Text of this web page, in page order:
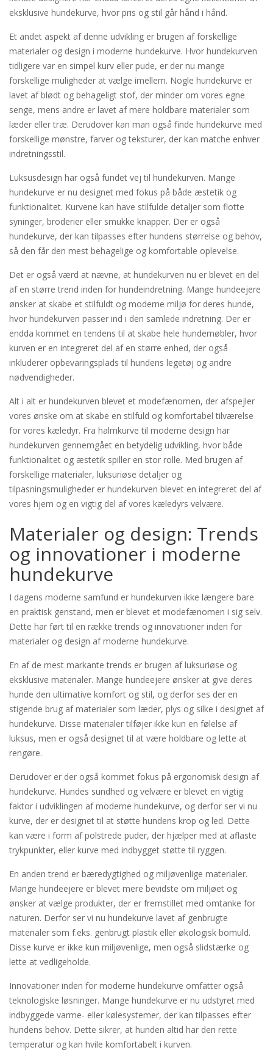
eksklusive hundekurve, hvor pris og stil går hånd i hånd.
Et andet aspekt af denne udvikling er brugen af forskellige
materialer og design i moderne hundekurve. Hvor hundekurven
tidligere var en simpel kurv eller pude, er der nu mange
forskellige muligheder at vælge imellem. Nogle hundekurve er
lavet af blødt og behageligt stof, der minder om vores egne
senge, mens andre er lavet af mere holdbare materialer som
læder eller træ. Derudover kan man også finde hundekurve med
forskellige mønstre, farver og teksturer, der kan matche enhver
indretningsstil.
Luksusdesign har også fundet vej til hundekurven. Mange
hundekurve er nu designet med fokus på både æstetik og
funktionalitet. Kurvene kan have stilfulde detaljer som flotte
syninger, broderier eller smukke knapper. Der er også
hundekurve, der kan tilpasses efter hundens størrelse og behov,
så den får den mest behagelige og komfortable oplevelse.
Det er også værd at nævne, at hundekurven nu er blevet en del
af en større trend inden for hundeindretning. Mange hundeejere
ønsker at skabe et stilfuldt og moderne miljø for deres hunde,
hvor hundekurven passer ind i den samlede indretning. Der er
endda kommet en tendens til at skabe hele hundemøbler, hvor
kurven er en integreret del af en større enhed, der også
inkluderer opbevaringsplads til hundens legetøj og andre
nødvendigheder.
Alt i alt er hundekurven blevet et modefænomen, der afspejler
vores ønske om at skabe en stilfuld og komfortabel tilværelse
for vores kæledyr. Fra halmkurve til moderne design har
hundekurven gennemgået en betydelig udvikling, hvor både
funktionalitet og æstetik spiller en stor rolle. Med brugen af
forskellige materialer, luksuriøse detaljer og
tilpasningsmuligheder er hundekurven blevet en integreret del af
vores hjem og en vigtig del af vores kæledyrs velvære.
Materialer og design: Trends
og innovationer i moderne
hundekurve
I dagens moderne samfund er hundekurven ikke længere bare
en praktisk genstand, men er blevet et modefænomen i sig selv.
Dette har ført til en række trends og innovationer inden for
materialer og design af moderne hundekurve.
En af de mest markante trends er brugen af luksuriøse og
eksklusive materialer. Mange hundeejere ønsker at give deres
hunde den ultimative komfort og stil, og derfor ses der en
stigende brug af materialer som læder, plys og silke i designet af
hundekurve. Disse materialer tilføjer ikke kun en følelse af
luksus, men er også designet til at være holdbare og lette at
rengøre.
Derudover er der også kommet fokus på ergonomisk design af
hundekurve. Hundes sundhed og velvære er blevet en vigtig
faktor i udviklingen af moderne hundekurve, og derfor ser vi nu
kurve, der er designet til at støtte hundens krop og led. Dette
kan være i form af polstrede puder, der hjælper med at aflaste
trykpunkter, eller kurve med indbygget støtte til ryggen.
En anden trend er bæredygtighed og miljøvenlige materialer.
Mange hundeejere er blevet mere bevidste om miljøet og
ønsker at vælge produkter, der er fremstillet med omtanke for
naturen. Derfor ser vi nu hundekurve lavet af genbrugte
materialer som f.eks. genbrugt plastik eller økologisk bomuld.
Disse kurve er ikke kun miljøvenlige, men også slidstærke og
lette at vedligeholde.
Innovationer inden for moderne hundekurve omfatter også
teknologiske løsninger. Mange hundekurve er nu udstyret med
indbyggede varme- eller kølesystemer, der kan tilpasses efter
hundens behov. Dette sikrer, at hunden altid har den rette
temperatur og kan hvile komfortabelt i kurven.